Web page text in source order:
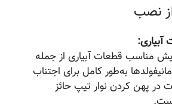
مناسب قطعات آبیاری از جمله
به‌طور کامل برای اجتناب
پهن کردن نوار تیپ حائز